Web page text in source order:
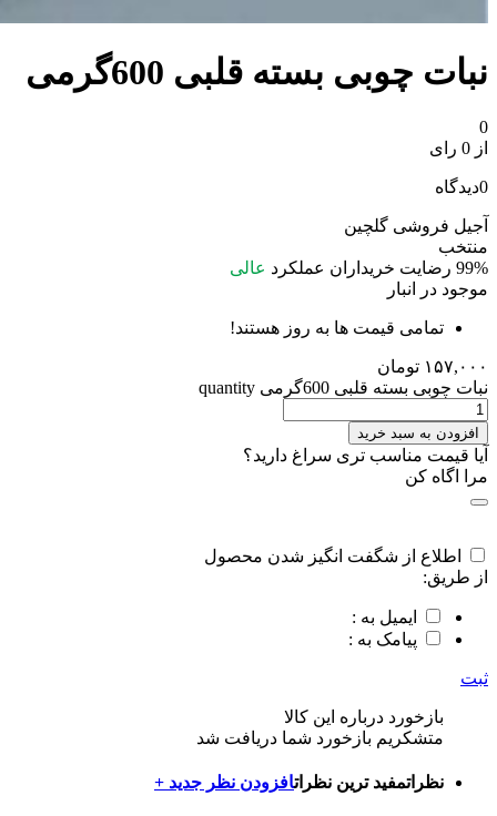
نبات چوبی بسته قلبی 600گرمی
0
از 0 رای
0دیدگاه
آجیل فروشی گلچین
منتخب
99% رضایت خریداران عملکرد عالی
موجود در انبار
تمامی قیمت ها به روز هستند!
۱۵۷,۰۰۰ تومان
نبات چوبی بسته قلبی 600گرمی quantity
افزودن به سبد خرید
آیا قیمت مناسب تری سراغ دارید؟
مرا اگاه کن
اطلاع از شگفت انگیز شدن محصول
از طریق:
ایمیل به :
پیامک به :
ثبت
بازخورد درباره این کالا
متشکریم بازخورد شما دریافت شد
نظراتمفید ترین نظراتافزودن نظر جدید +